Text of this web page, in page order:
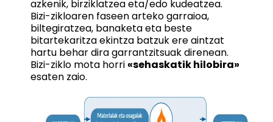
azkenik, birziklatzea eta/edo kudeatzea.
Bizi-zikloaren faseen arteko garraioa,
biltegiratzea, banaketa eta beste
bitartekaritza ekintza batzuk ere aintzat
hartu behar dira garrantzitsuak direnean.
Bizi-ziklo mota horri «sehaskatik hilobira»
esaten zaio.